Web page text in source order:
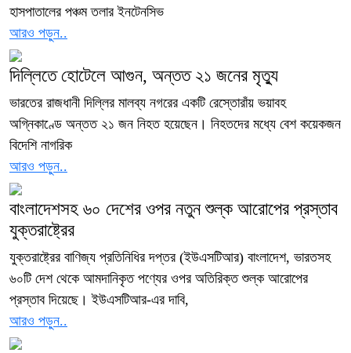
হাসপাতালের পঞ্চম তলার ইনটেনসিভ
আরও পড়ুন..
দিল্লিতে হোটেলে আগুন, অন্তত ২১ জনের মৃত্যু
ভারতের রাজধানী দিল্লির মালব্য নগরের একটি রেস্তোরাঁয় ভয়াবহ
অগ্নিকাণ্ডে অন্তত ২১ জন নিহত হয়েছেন। নিহতদের মধ্যে বেশ কয়েকজন
বিদেশি নাগরিক
আরও পড়ুন..
বাংলাদেশসহ ৬০ দেশের ওপর নতুন শুল্ক আরোপের প্রস্তাব
যুক্তরাষ্ট্রের
যুক্তরাষ্ট্রের বাণিজ্য প্রতিনিধির দপ্তর (ইউএসটিআর) বাংলাদেশ, ভারতসহ
৬০টি দেশ থেকে আমদানিকৃত পণ্যের ওপর অতিরিক্ত শুল্ক আরোপের
প্রস্তাব দিয়েছে। ইউএসটিআর-এর দাবি,
আরও পড়ুন..